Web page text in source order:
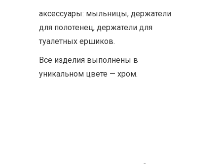
аксессуары: мыльницы, держатели
для полотенец, держатели для
туалетных ершиков.
Все изделия выполнены в
уникальном цвете — хром.